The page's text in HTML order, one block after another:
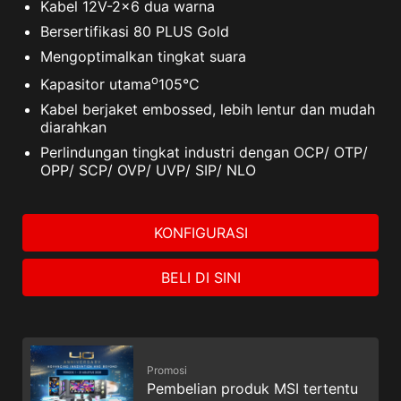
PCIE
(6+2 PIN) x 4
SATA
1 X
SATA / PERIPHERAL / FDD
1 X
12V-2x6 to Dual 8-pin
Kabel 12V-2x6 dua warna
Bersertifikasi 80 PLUS Gold
Mengoptimalkan tingkat suara
Kapasitor utamao105°C
Kabel berjaket embossed, lebih lentur dan mudah
diarahkan
Perlindungan tingkat industri dengan OCP/ OTP/
OPP/ SCP/ OVP/ UVP/ SIP/ NLO
KONFIGURASI
BELI DI SINI
Promosi
Pembelian produk MSI tertentu